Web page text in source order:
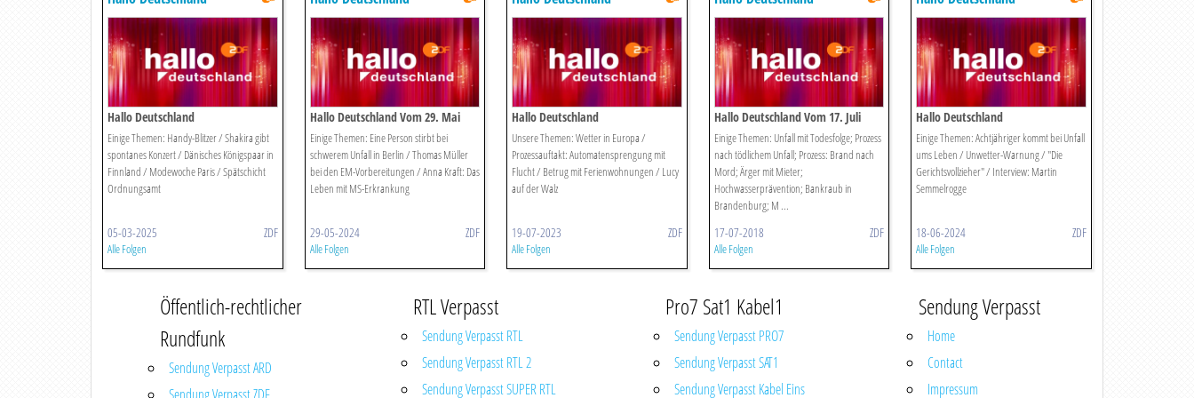
Hallo Deutschland
Einige Themen: Handy-Blitzer / Shakira gibt
spontanes Konzert / Dänisches Königspaar in
Finnland / Modewoche Paris / Spätschicht
Ordnungsamt
05-03-2025 ZDF
Alle Folgen
Hallo Deutschland Vom 29. Mai
2024
Einige Themen: Eine Person stirbt bei
schwerem Unfall in Berlin / Thomas Müller
bei den EM-Vorbereitungen / Anna Kraft: Das
Leben mit MS-Erkrankung
29-05-2024 ZDF
Alle Folgen
Hallo Deutschland
Unsere Themen: Wetter in Europa /
Prozessauftakt: Automatensprengung mit
Flucht / Betrug mit Ferienwohnungen / Lucy
auf der Walz
19-07-2023 ZDF
Alle Folgen
Hallo Deutschland Vom 17. Juli
2018
Einige Themen: Unfall mit Todesfolge; Prozess
nach tödlichem Unfall; Prozess: Brand nach
Mord; Ärger mit Mieter;
Hochwasserprävention; Bankraub in
Brandenburg; M ...
17-07-2018 ZDF
Alle Folgen
Hallo Deutschland
Einige Themen: Achtjähriger kommt bei Unfall
ums Leben / Unwetter-Warnung / "Die
Gerichtsvollzieher" / Interview: Martin
Semmelrogge
18-06-2024 ZDF
Alle Folgen
Öffentlich-rechtlicher
Rundfunk
Sendung Verpasst ARD
RTL Verpasst
Sendung Verpasst RTL
Sendung Verpasst RTL 2
Sendung Verpasst SUPER RTL
Pro7 Sat1 Kabel1
Sendung Verpasst PRO7
Sendung Verpasst SAT1
Sendung Verpasst Kabel Eins
Sendung Verpasst
Home
Contact
Impressum